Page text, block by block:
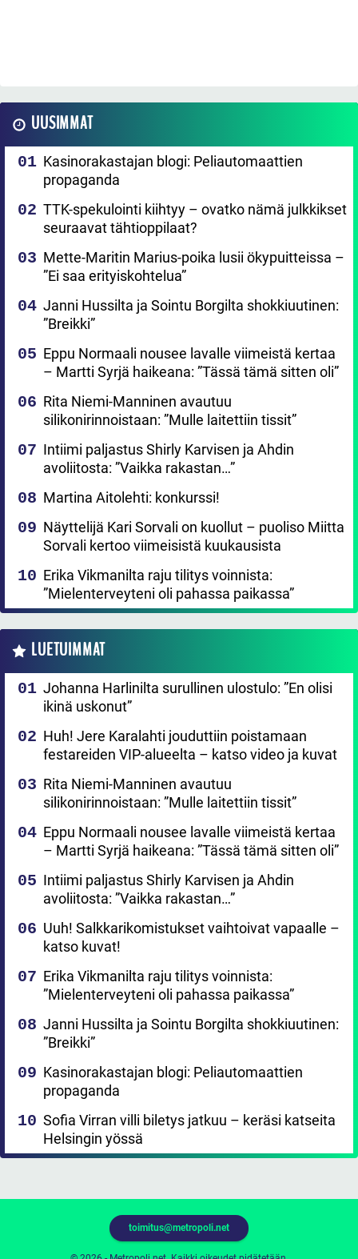
UUSIMMAT
Kasinorakastajan blogi: Peliautomaattien
propaganda
TTK-spekulointi kiihtyy – ovatko nämä julkkikset
seuraavat tähtioppilaat?
Mette-Maritin Marius-poika lusii ökypuitteissa –
”Ei saa erityiskohtelua”
Janni Hussilta ja Sointu Borgilta shokkiuutinen:
”Breikki”
Eppu Normaali nousee lavalle viimeistä kertaa
– Martti Syrjä haikeana: ”Tässä tämä sitten oli”
Rita Niemi-Manninen avautuu
silikonirinnoistaan: ”Mulle laitettiin tissit”
Intiimi paljastus Shirly Karvisen ja Ahdin
avoliitosta: ”Vaikka rakastan…”
Martina Aitolehti: konkurssi!
Näyttelijä Kari Sorvali on kuollut – puoliso Miitta
Sorvali kertoo viimeisistä kuukausista
Erika Vikmanilta raju tilitys voinnista:
”Mielenterveyteni oli pahassa paikassa”
LUETUIMMAT
Johanna Harlinilta surullinen ulostulo: ”En olisi
ikinä uskonut”
Huh! Jere Karalahti jouduttiin poistamaan
festareiden VIP-alueelta – katso video ja kuvat
Rita Niemi-Manninen avautuu
silikonirinnoistaan: ”Mulle laitettiin tissit”
Eppu Normaali nousee lavalle viimeistä kertaa
– Martti Syrjä haikeana: ”Tässä tämä sitten oli”
Intiimi paljastus Shirly Karvisen ja Ahdin
avoliitosta: ”Vaikka rakastan…”
Uuh! Salkkarikomistukset vaihtoivat vapaalle –
katso kuvat!
Erika Vikmanilta raju tilitys voinnista:
”Mielenterveyteni oli pahassa paikassa”
Janni Hussilta ja Sointu Borgilta shokkiuutinen:
”Breikki”
Kasinorakastajan blogi: Peliautomaattien
propaganda
Sofia Virran villi biletys jatkuu – keräsi katseita
Helsingin yössä
toimitus@metropoli.net